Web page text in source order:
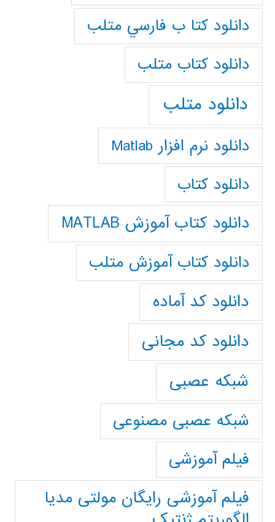
دانلود كتا ب فارسي متلب
دانلود كتاب متلب
دانلود متلب
دانلود نرم افزار Matlab
دانلود کتاب
دانلود کتاب آموزش MATLAB
دانلود کتاب آموزش متلب
دانلود کد آماده
دانلود کد مجانی
شبکه عصبی
شبکه عصبی مصنوعی
فیلم آموزشی
فیلم آموزشی رایگان مولتی مدیا